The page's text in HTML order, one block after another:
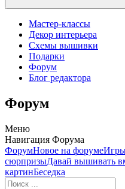
Мастер-классы
Декор интерьера
Схемы вышивки
Подарки
Форум
Блог редактора
Форум
Меню
Навигация Форума
ФорумНовое на форуме
сюрпризыДавай вышивать
картинБеседка